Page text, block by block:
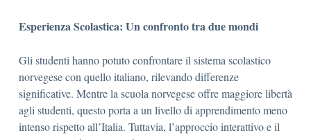
Esperienza Scolastica: Un confronto tra due mondi
Gli studenti hanno potuto confrontare il sistema scolastico
norvegese con quello italiano, rilevando differenze
significative. Mentre la scuola norvegese offre maggiore libertà
agli studenti, questo porta a un livello di apprendimento meno
intenso rispetto all’Italia. Tuttavia, l’approccio interattivo e il